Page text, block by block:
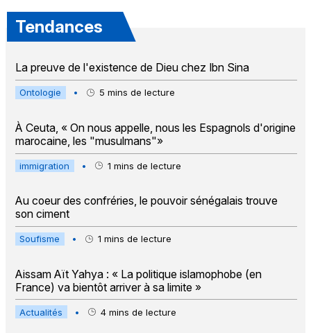
Tendances
La preuve de l'existence de Dieu chez Ibn Sina
Ontologie • 5 mins de lecture
À Ceuta, « On nous appelle, nous les Espagnols d'origine
marocaine, les "musulmans"»
immigration • 1 mins de lecture
Au coeur des confréries, le pouvoir sénégalais trouve
son ciment
Soufisme • 1 mins de lecture
Aissam Aït Yahya : « La politique islamophobe (en
France) va bientôt arriver à sa limite »
Actualités • 4 mins de lecture